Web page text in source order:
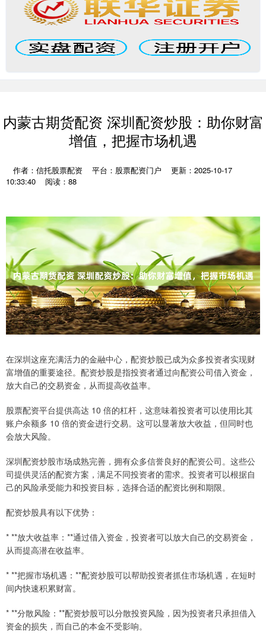
内蒙古期货配资 深圳配资炒股：助你财富
增值，把握市场机遇
作者：信托股票配资 平台：股票配资门户
更新：2025-10-17
10:33:40
阅读：88
在深圳这座充满活力的金融中心，配资炒股已成为众多投资者实现财
富增值的重要途径。配资炒股是指投资者通过向配资公司借入资金，
放大自己的交易资金，从而提高收益率。
股票配资平台提供高达 10 倍的杠杆，这意味着投资者可以使用比其
账户余额多 10 倍的资金进行交易。这可以显著放大收益，但同时也
会放大风险。
深圳配资炒股市场成熟完善，拥有众多信誉良好的配资公司。这些公
司提供灵活的配资方案，满足不同投资者的需求。投资者可以根据自
己的风险承受能力和投资目标，选择合适的配资比例和期限。
配资炒股具有以下优势：
* **放大收益率：**通过借入资金，投资者可以放大自己的交易资金，
从而提高潜在收益率。
* **把握市场机遇：**配资炒股可以帮助投资者抓住市场机遇，在短时
间内快速积累财富。
* **分散风险：**配资炒股可以分散投资风险，因为投资者只承担借入
资金的损失，而自己的本金不受影响。